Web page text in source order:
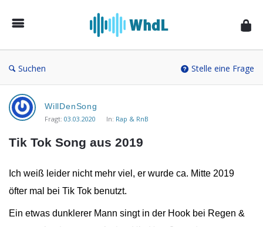
von
Suchen Stelle eine Frage
Musikforum
von
WieheisstdasLied.de
Fragen
WillDenSong
Fragt: 03.03.2020 In: Rap & RnB
Tik Tok Song aus 2019
Ich weiß leider nicht mehr viel, er wurde ca. Mitte 2019
öfter mal bei Tik Tok benutzt.
Ein etwas dunklerer Mann singt in der Hook bei Regen &